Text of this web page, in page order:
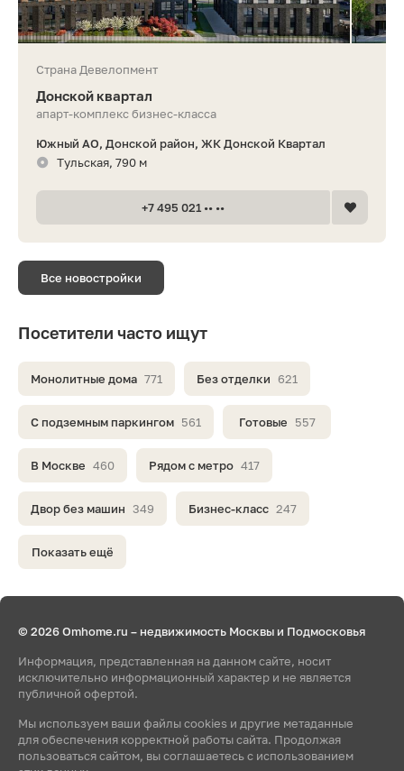
Страна Девелопмент
Донской квартал
апарт-комплекс бизнес-класса
Южный АО, Донской район, ЖК Донской Квартал
Тульская, 790 м
+7 495 021 •• ••
Все новостройки
Посетители часто ищут
Монолитные дома 771 Без отделки 621
С подземным паркингом 561 Готовые 557
В Москве 460 Рядом с метро 417
Двор без машин 349 Бизнес-класс 247
Показать ещё
© 2026 Omhome.ru – недвижимость Москвы и Подмосковья
Информация, представленная на данном сайте, носит
исключительно информационный характер и не является
публичной офертой.
Мы используем ваши файлы cookies и другие метаданные
для обеспечения корректной работы сайта. Продолжая
пользоваться сайтом, вы соглашаетесь с использованием